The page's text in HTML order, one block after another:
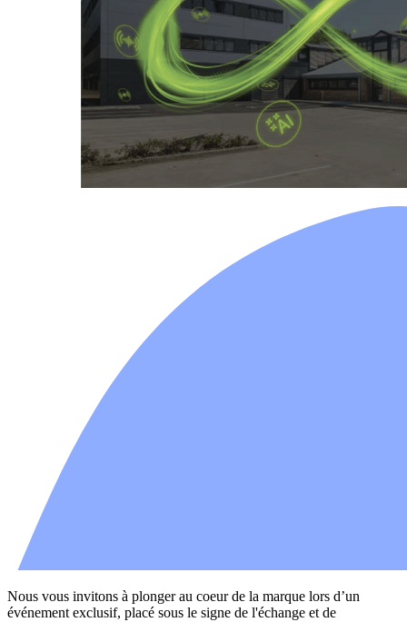
Nous vous invitons à plonger au coeur de la marque lors d’un
événement exclusif, placé sous le signe de l'échange et de